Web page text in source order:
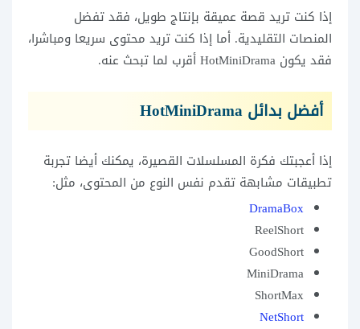
إذا كنت تريد قصة عميقة بإنتاج طويل، فقد تفضل
المنصات التقليدية. أما إذا كنت تريد محتوى سريعا ومباشرا،
فقد يكون HotMiniDrama أقرب لما تبحث عنه.
أفضل بدائل HotMiniDrama
إذا أعجبتك فكرة المسلسلات القصيرة، يمكنك أيضا تجربة
تطبيقات مشابهة تقدم نفس النوع من المحتوى، مثل:
DramaBox
ReelShort
GoodShort
MiniDrama
ShortMax
NetShort